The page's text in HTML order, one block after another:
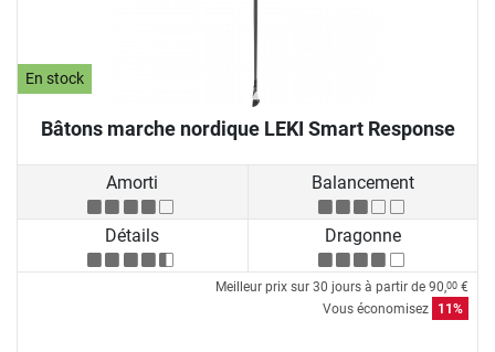
En stock
Bâtons marche nordique LEKI Smart Response
Amorti Balancement
Détails Dragonne
Meilleur prix sur 30 jours à partir de 90,00 €
Vous économisez
11%